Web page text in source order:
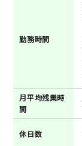
勤務時間
月平均残業時
間
休日数